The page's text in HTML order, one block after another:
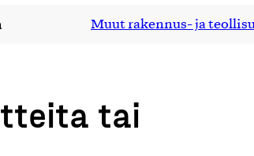
Muut rakennus- ja
tai